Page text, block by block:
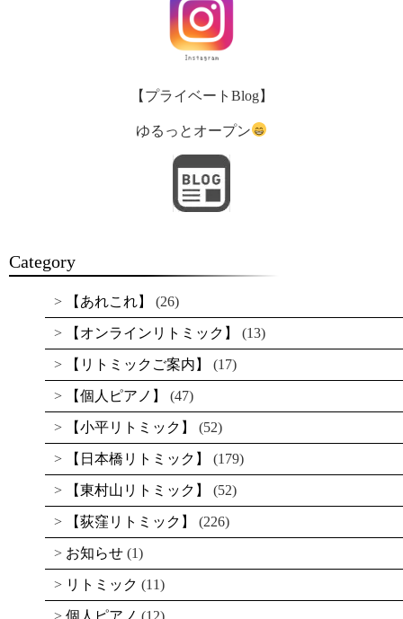
【プライベートBlog】
ゆるっとオープン
Category
【あれこれ】 (26)
【オンラインリトミック】 (13)
【リトミックご案内】 (17)
【個人ピアノ】 (47)
【小平リトミック】 (52)
【日本橋リトミック】 (179)
【東村山リトミック】 (52)
【荻窪リトミック】 (226)
お知らせ (1)
リトミック (11)
個人ピアノ (12)